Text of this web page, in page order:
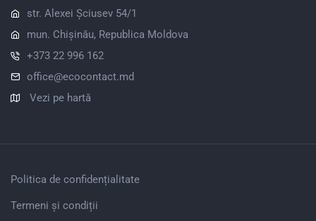
str. Alexei Șciusev 54/1
mun. Chișinău, Republica Moldova
+373 22 996 162
office@ecocontact.md
Vezi pe hartă
Politica de confidențialitate
Termeni și condiții